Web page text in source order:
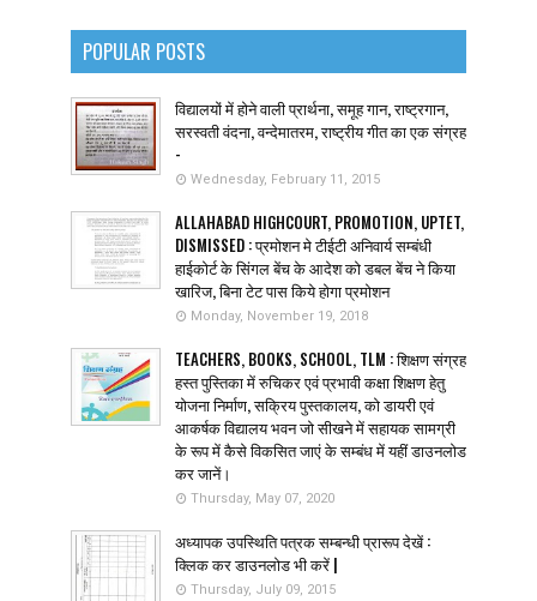
POPULAR POSTS
विद्यालयों में होने वाली प्रार्थना, समूह गान, राष्ट्रगान,
सरस्वती वंदना, वन्देमातरम, राष्ट्रीय गीत का एक संग्रह
-
Wednesday, February 11, 2015
ALLAHABAD HIGHCOURT, PROMOTION, UPTET,
DISMISSED : प्रमोशन मे टीईटी अनिवार्य सम्बंधी
हाईकोर्ट के सिंगल बेंच के आदेश को डबल बेंच ने किया
खारिज, बिना टेट पास किये होगा प्रमोशन
Monday, November 19, 2018
TEACHERS, BOOKS, SCHOOL, TLM : शिक्षण संग्रह
हस्त पुस्तिका में रुचिकर एवं प्रभावी कक्षा शिक्षण हेतु
योजना निर्माण, सक्रिय पुस्तकालय, को डायरी एवं
आकर्षक विद्यालय भवन जो सीखने में सहायक सामग्री
के रूप में कैसे विकसित जाएं के सम्बंध में यहीं डाउनलोड
कर जानें।
Thursday, May 07, 2020
अध्यापक उपस्थिति पत्रक सम्बन्धी प्रारूप देखें :
क्लिक कर डाउनलोड भी करें |
Thursday, July 09, 2015